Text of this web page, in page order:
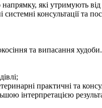
які утримують
консультації та
та випасання худоби.
практичні та
інтерпретацією